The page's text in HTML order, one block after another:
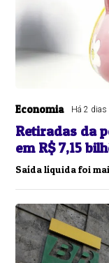
Economia Há 2 dias
Retiradas da
em R$ 7,15
Saída líquida foi